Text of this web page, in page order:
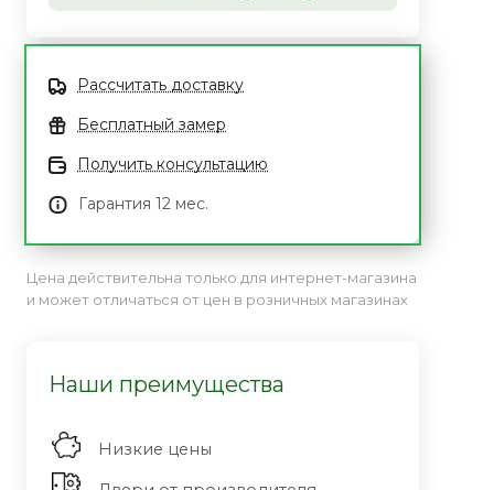
Рассчитать доставку
Бесплатный замер
Получить консультацию
Гарантия 12 мес.
Цена действительна только для интернет-магазина
и может отличаться от цен в розничных магазинах
Наши преимущества
Низкие цены